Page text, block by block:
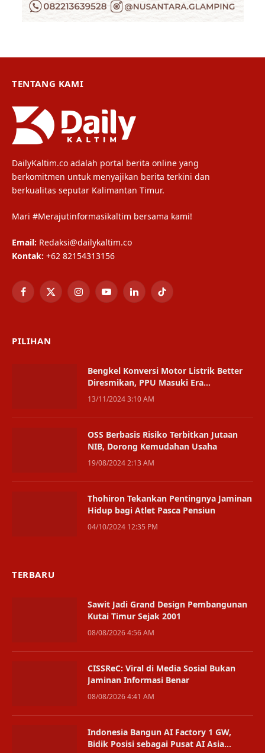
TENTANG KAMI
DailyKaltim.co adalah portal berita online yang
berkomitmen untuk menyajikan berita terkini dan
berkualitas seputar Kalimantan Timur.
Mari #Merajutinformasikaltim bersama kami!
Email: Redaksi@dailykaltim.co
Kontak: +62 82154313156
Facebook
X
InstagramYouTubeLinkedInTikTok
PILIHAN
Bengkel Konversi Motor Listrik Better
Diresmikan, PPU Masuki Era
Transportasi Hijau
13/11/2024 3:10 AM
OSS Berbasis Risiko Terbitkan Jutaan
NIB, Dorong Kemudahan Usaha
19/08/2024 2:13 AM
Thohiron Tekankan Pentingnya Jaminan
Hidup bagi Atlet Pasca Pensiun
04/10/2024 12:35 PM
TERBARU
Sawit Jadi Grand Design Pembangunan
Kutai Timur Sejak 2001
08/08/2026 4:56 AM
CISSReC: Viral di Media Sosial Bukan
Jaminan Informasi Benar
08/08/2026 4:41 AM
Indonesia Bangun AI Factory 1 GW,
Bidik Posisi sebagai Pusat AI Asia